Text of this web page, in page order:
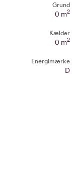
Grund
0 m2
Kælder
0 m2
Energimærke
D